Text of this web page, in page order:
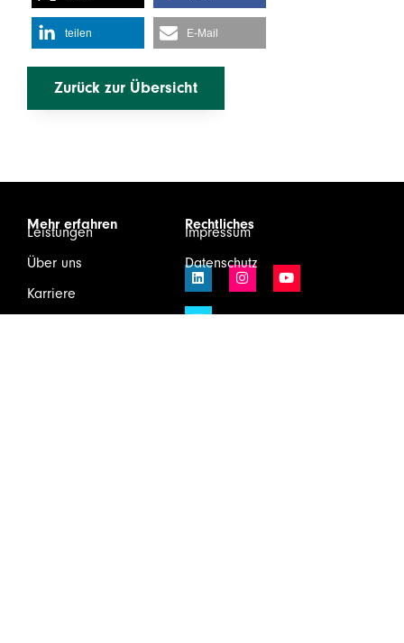
teilen E-Mail
Zurück zur Übersicht
Mehr erfahren
Leistungen
Über uns
Karriere
Rechtliches
Impressum
Datenschutz